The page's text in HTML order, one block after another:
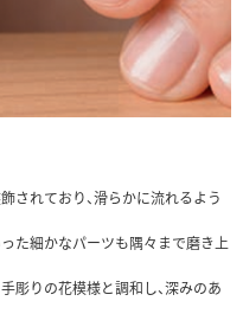
されており、滑らかに流れるよう
た細かなパーツも隅々まで磨き上
彫りの花模様と調和し、深みのあ